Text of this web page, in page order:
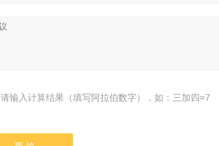
请输入计算结果（填写阿拉伯数字），如：三加四=7